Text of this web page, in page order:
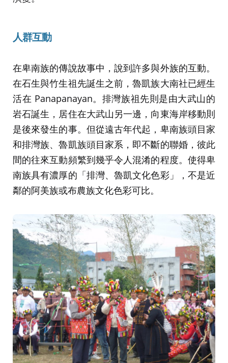
人群互動
在卑南族的傳說故事中，說到許多與外族的互動。
在石生與竹生祖先誕生之前，魯凱族大南社已經生
活在 Panapanayan。排灣族祖先則是由大武山的
岩石誕生，居住在大武山另一邊，向東海岸移動則
是後來發生的事。但從遠古年代起，卑南族頭目家
和排灣族、魯凱族頭目家系，即不斷的聯婚，彼此
間的往來互動頻繁到幾乎令人混淆的程度。使得卑
南族具有濃厚的「排灣、魯凱文化色彩」，不是近
鄰的阿美族或布農族文化色彩可比。